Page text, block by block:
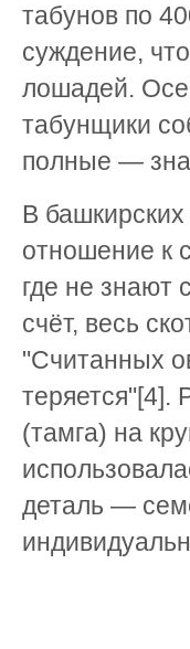
табунов по
суждение,
лошадей.
табунщики
полные —
В
отношение к
где не знают
счёт, весь
"Считанных
теряется"[4].
(тамга) на
деталь —